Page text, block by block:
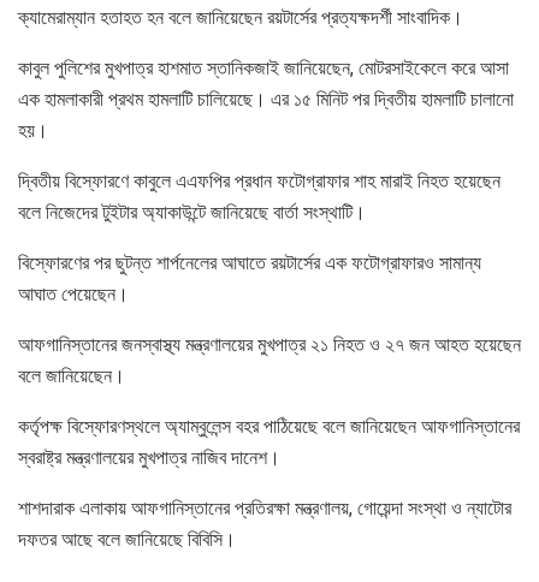
ক্যামেরাম্যান হতাহত হন বলে জানিয়েছেন রয়টার্সের প্রত্যক্ষদর্শী সাংবাদিক।
কাবুল পুলিশের মুখপাত্র হাশমাত স্তানিকজাই জানিয়েছেন, মোটরসাইকেলে করে আসা
এক হামলাকারী প্রথম হামলাটি চালিয়েছে। এর ১৫ মিনিট পর দ্বিতীয় হামলাটি চালানো
হয়।
দ্বিতীয় বিস্ফোরণে কাবুলে এএফপির প্রধান ফটোগ্রাফার শাহ মারাই নিহত হয়েছেন
বলে নিজেদের টুইটার অ্যাকাউন্টে জানিয়েছে বার্তা সংস্থাটি।
বিস্ফোরণের পর ছুটন্ত শার্পনেলের আঘাতে রয়টার্সের এক ফটোগ্রাফারও সামান্য
আঘাত পেয়েছেন।
আফগানিস্তানের জনস্বাস্থ্য মন্ত্রণালয়ের মুখপাত্র ২১ নিহত ও ২৭ জন আহত হয়েছেন
বলে জানিয়েছেন।
কর্তৃপক্ষ বিস্ফোরণস্থলে অ্যাম্বুলেন্স বহর পাঠিয়েছে বলে জানিয়েছেন আফগানিস্তানের
স্বরাষ্ট্র মন্ত্রণালয়ের মুখপাত্র নাজিব দানেশ।
শাশদারাক এলাকায় আফগানিস্তানের প্রতিরক্ষা মন্ত্রণালয়, গোয়েন্দা সংস্থা ও ন্যাটোর
দফতর আছে বলে জানিয়েছে বিবিসি।